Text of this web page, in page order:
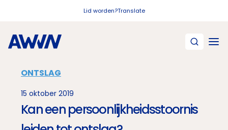
Lid worden?Translate
ONTSLAG
15 oktober 2019
Kan een persoonlijkheidsstoornis